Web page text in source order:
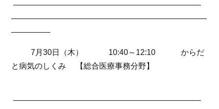
————————————————————————
—————————————————————————
—————
7月30日（木） 10:40～12:10 からだ
と病気のしくみ 【総合医療事務分野】
————————————————————————